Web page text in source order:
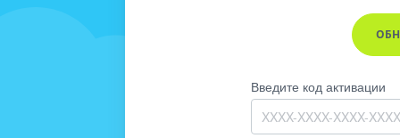
Введите код активации